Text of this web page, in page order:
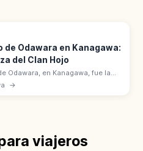
de Odawara en Kanagawa:
del Clan Hojo
Odawara, en Kanagawa, fue la
clan Hojo durante 5
9 km de defensa perimetral
→
viajeros